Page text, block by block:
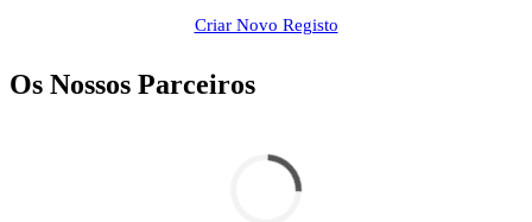
Criar Novo Registo
Os Nossos Parceiros